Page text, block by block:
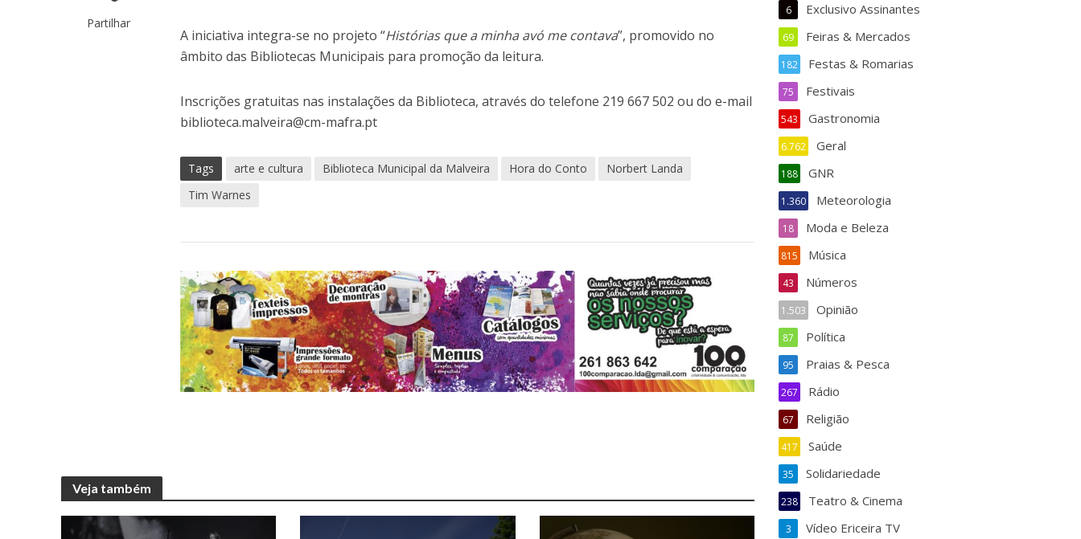
Partilhar
A iniciativa integra-se no projeto “Histórias que a minha avó me contava”, promovido no
âmbito das Bibliotecas Municipais para promoção da leitura.
Inscrições gratuitas nas instalações da Biblioteca, através do telefone 219 667 502 ou do e-mail
biblioteca.malveira@cm-mafra.pt
Tags arte e cultura Biblioteca Municipal da Malveira Hora do Conto
Norbert Landa
Tim Warnes
Veja também
Exclusivo Assinantes
6
Feiras & Mercados
69
Festas & Romarias
182
Festivais
75
Gastronomia
543
Geral
6.762
GNR
188
Meteorologia
1.360
Moda e Beleza
18
Música
815
Números
43
Opinião
1.503
Política
87
Praias & Pesca
95
Rádio
267
Religião
67
Saúde
417
Solidariedade
35
Teatro & Cinema
238
Vídeo Ericeira TV
3